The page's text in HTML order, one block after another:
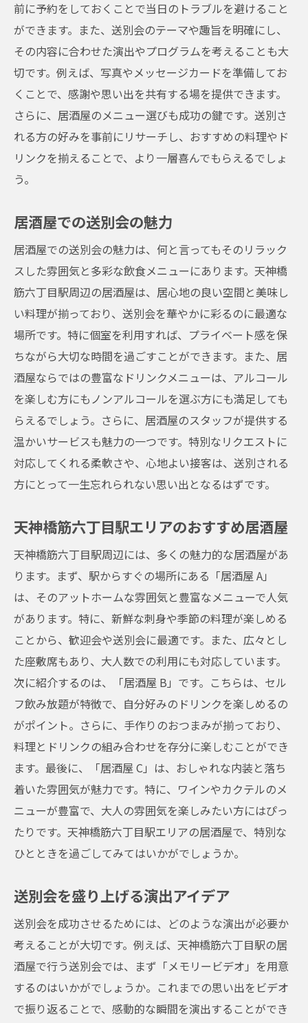
前に予約をしておくことで当日のトラブルを避けること
ができます。また、送別会のテーマや趣旨を明確にし、
その内容に合わせた演出やプログラムを考えることも大
切です。例えば、写真やメッセージカードを準備してお
くことで、感謝や思い出を共有する場を提供できます。
さらに、居酒屋のメニュー選びも成功の鍵です。送別さ
れる方の好みを事前にリサーチし、おすすめの料理やド
リンクを揃えることで、より一層喜んでもらえるでしょ
う。
居酒屋での送別会の魅力
居酒屋での送別会の魅力は、何と言ってもそのリラック
スした雰囲気と多彩な飲食メニューにあります。天神橋
筋六丁目駅周辺の居酒屋は、居心地の良い空間と美味し
い料理が揃っており、送別会を華やかに彩るのに最適な
場所です。特に個室を利用すれば、プライベート感を保
ちながら大切な時間を過ごすことができます。また、居
酒屋ならではの豊富なドリンクメニューは、アルコール
を楽しむ方にもノンアルコールを選ぶ方にも満足しても
らえるでしょう。さらに、居酒屋のスタッフが提供する
温かいサービスも魅力の一つです。特別なリクエストに
対応してくれる柔軟さや、心地よい接客は、送別される
方にとって一生忘れられない思い出となるはずです。
天神橋筋六丁目駅エリアのおすすめ居酒屋
天神橋筋六丁目駅周辺には、多くの魅力的な居酒屋があ
ります。まず、駅からすぐの場所にある「居酒屋 A」
は、そのアットホームな雰囲気と豊富なメニューで人気
があります。特に、新鮮な刺身や季節の料理が楽しめる
ことから、歓迎会や送別会に最適です。また、広々とし
た座敷席もあり、大人数での利用にも対応しています。
次に紹介するのは、「居酒屋 B」です。こちらは、セル
フ飲み放題が特徴で、自分好みのドリンクを楽しめるの
がポイント。さらに、手作りのおつまみが揃っており、
料理とドリンクの組み合わせを存分に楽しむことができ
ます。最後に、「居酒屋 C」は、おしゃれな内装と落ち
着いた雰囲気が魅力です。特に、ワインやカクテルのメ
ニューが豊富で、大人の雰囲気を楽しみたい方にはぴっ
たりです。天神橋筋六丁目駅エリアの居酒屋で、特別な
ひとときを過ごしてみてはいかがでしょうか。
送別会を盛り上げる演出アイデア
送別会を成功させるためには、どのような演出が必要か
考えることが大切です。例えば、天神橋筋六丁目駅の居
酒屋で行う送別会では、まず「メモリービデオ」を用意
するのはいかがでしょうか。これまでの思い出をビデオ
で振り返ることで、感動的な瞬間を演出することができ